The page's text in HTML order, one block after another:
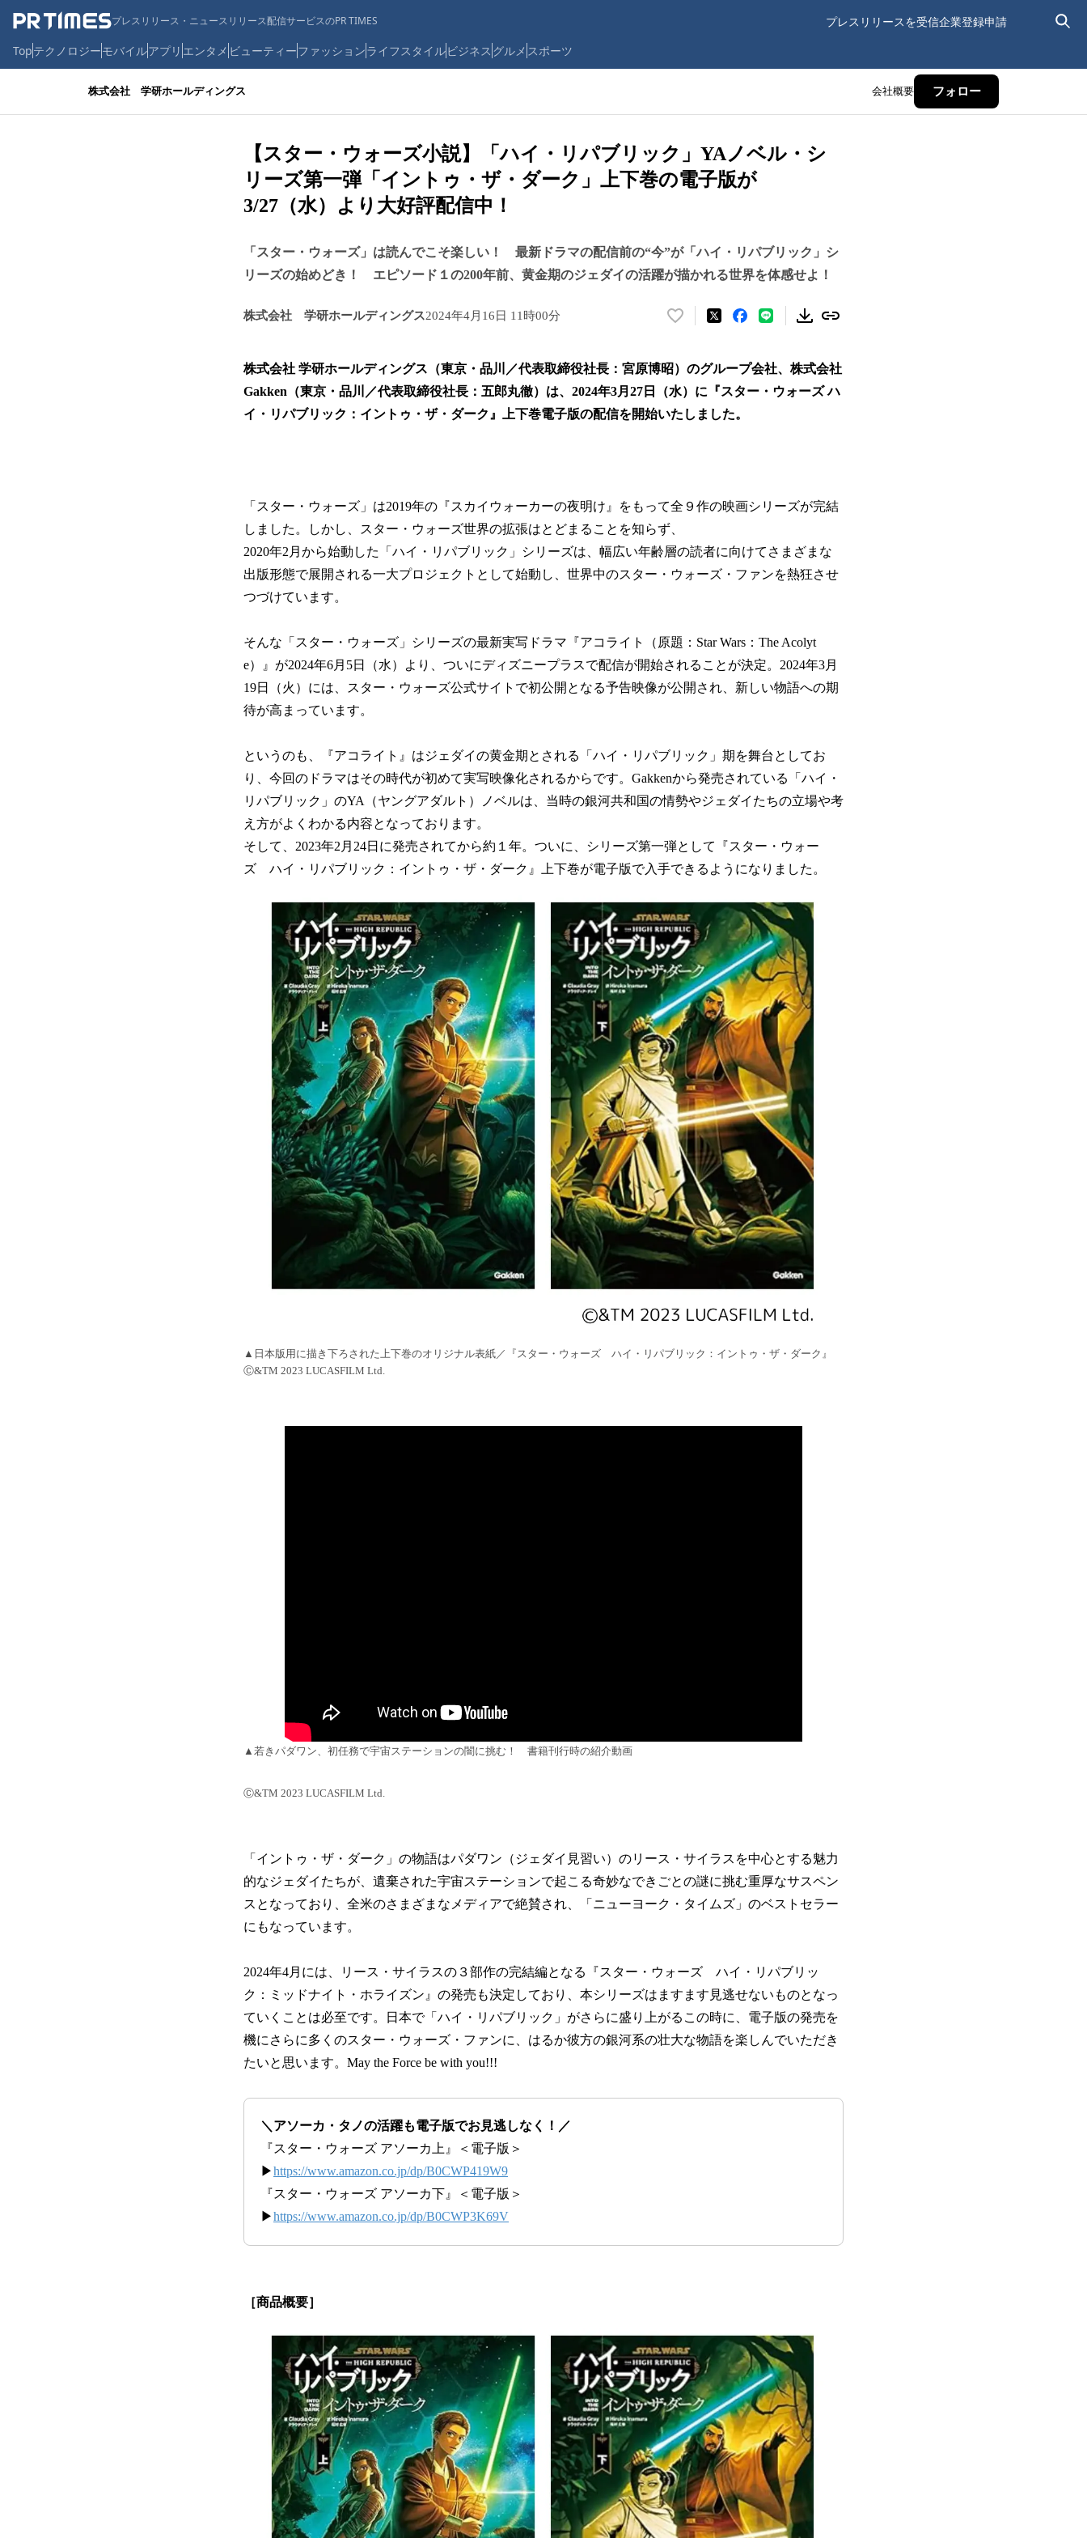
プレスリリース・ニュースリリース配信サービスのPR TIMES プレスリリースを受信企業登録申請
Topテクノロジーモバイルアプリ エンタメ ビューティーファッションライフスタイルビジネス グルメ スポーツ
株式会社 学研ホールディングス 会社概要 フォロー
【スター・ウォーズ小説】「ハイ・リパブリック」YAノベル・シ
リーズ第一弾「イントゥ・ザ・ダーク」上下巻の電子版が
3/27（水）より大好評配信中！
「スター・ウォーズ」は読んでこそ楽しい！ 最新ドラマの配信前の“今”が「ハイ・リパブリック」シ
リーズの始めどき！ エピソード１の200年前、黄金期のジェダイの活躍が描かれる世界を体感せよ！
株式会社 学研ホールディングス2024年4月16日 11時00分
い
！
数
を
で
株式会社 学研ホールディングス（東京・品川／代表取締役社長：宮原博昭）のグループ会社、株式会社
Gakken（東京・品川／代表取締役社長：五郎丸徹）は、2024年3月27日（水）に『スター・ウォーズ ハ
イ・リパブリック：イントゥ・ザ・ダーク』上下巻電子版の配信を開始いたしました。
「スター・ウォーズ」は2019年の『スカイウォーカーの夜明け』をもって全９作の映画シリーズが完結
しました。しかし、スター・ウォーズ世界の拡張はとどまることを知らず、
2020年2月から始動した「ハイ・リパブリック」シリーズは、幅広い年齢層の読者に向けてさまざまな
出版形態で展開される一大プロジェクトとして始動し、世界中のスター・ウォーズ・ファンを熱狂させ
つづけています。
そんな「スター・ウォーズ」シリーズの最新実写ドラマ『アコライト（原題：Star Wars：The Acolyt
e）』が2024年6月5日（水）より、ついにディズニープラスで配信が開始されることが決定。2024年3月
19日（火）には、スター・ウォーズ公式サイトで初公開となる予告映像が公開され、新しい物語への期
待が高まっています。
というのも、『アコライト』はジェダイの黄金期とされる「ハイ・リパブリック」期を舞台としてお
り、今回のドラマはその時代が初めて実写映像化されるからです。Gakkenから発売されている「ハイ・
リパブリック」のYA（ヤングアダルト）ノベルは、当時の銀河共和国の情勢やジェダイたちの立場や考
え方がよくわかる内容となっております。
そして、2023年2月24日に発売されてから約１年。ついに、シリーズ第一弾として『スター・ウォー
ズ ハイ・リパブリック：イントゥ・ザ・ダーク』上下巻が電子版で入手できるようになりました。
▲日本版用に描き下ろされた上下巻のオリジナル表紙／『スター・ウォーズ ハイ・リパブリック：イントゥ・ザ・ダーク』
Ⓒ&TM 2023 LUCASFILM Ltd.
▲若きパダワン、初任務で宇宙ステーションの闇に挑む！ 書籍刊行時の紹介動画
Ⓒ&TM 2023 LUCASFILM Ltd.
「イントゥ・ザ・ダーク」の物語はパダワン（ジェダイ見習い）のリース・サイラスを中心とする魅力
的なジェダイたちが、遺棄された宇宙ステーションで起こる奇妙なできごとの謎に挑む重厚なサスペン
スとなっており、全米のさまざまなメディアで絶賛され、「ニューヨーク・タイムズ」のベストセラー
にもなっています。
2024年4月には、リース・サイラスの３部作の完結編となる『スター・ウォーズ ハイ・リパブリッ
ク：ミッドナイト・ホライズン』の発売も決定しており、本シリーズはますます見逃せないものとなっ
ていくことは必至です。日本で「ハイ・リパブリック」がさらに盛り上がるこの時に、電子版の発売を
機にさらに多くのスター・ウォーズ・ファンに、はるか彼方の銀河系の壮大な物語を楽しんでいただき
たいと思います。May the Force be with you!!!
＼アソーカ・タノの活躍も電子版でお見逃しなく！／
『スター・ウォーズ アソーカ上』＜電子版＞
▶https://www.amazon.co.jp/dp/B0CWP419W9
『スター・ウォーズ アソーカ下』＜電子版＞
▶https://www.amazon.co.jp/dp/B0CWP3K69V
［商品概要］